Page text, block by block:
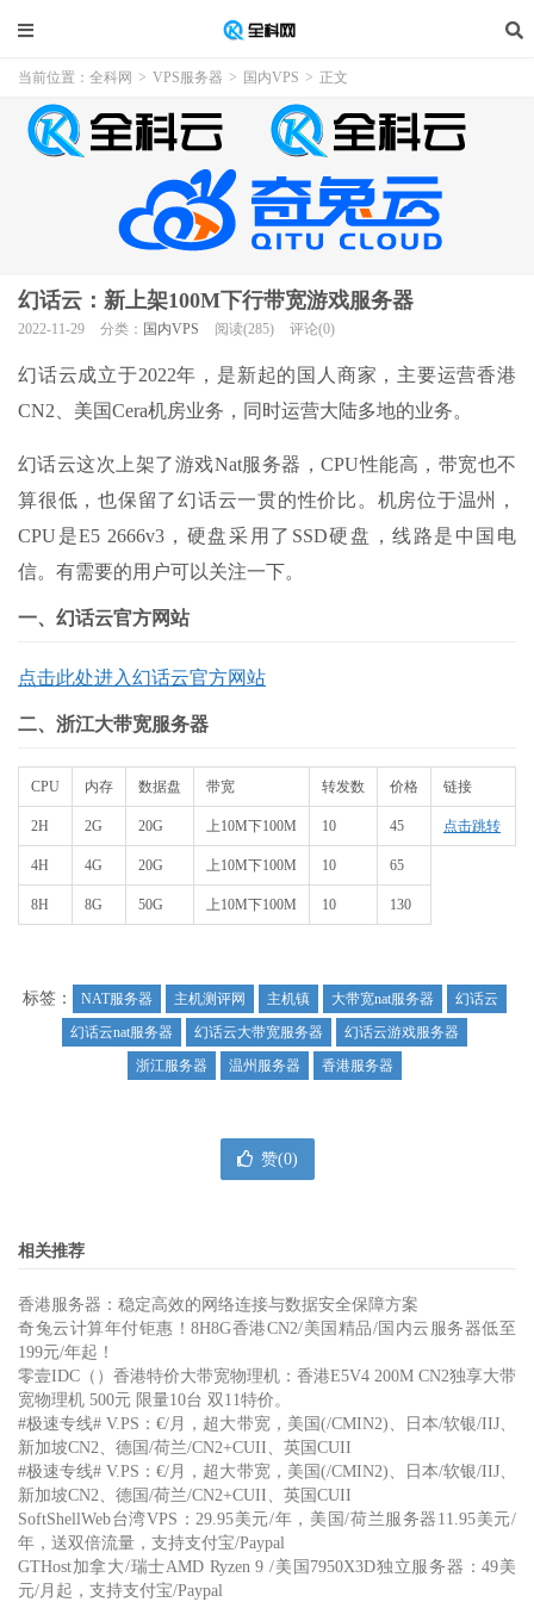
当前位置： 全科网 > VPS服务器 > 国内VPS > 正文
幻话云：新上架100M下行带宽游戏服务器
2022-11-29 分类： 国内VPS 阅读(285) 评论(0)
幻话云成立于2022年，是新起的国人商家，主要运营香港
CN2、美国Cera机房业务，同时运营大陆多地的业务。
幻话云这次上架了游戏Nat服务器，CPU性能高，带宽也不
算很低，也保留了幻话云一贯的性价比。机房位于温州，
CPU是E5 2666v3，硬盘采用了SSD硬盘，线路是中国电
信。有需要的用户可以关注一下。
一、幻话云官方网站
点击此处进入幻话云官方网站
二、浙江大带宽服务器
CPU 内存 数据盘 带宽 转发数 价格 链接
2H 2G 20G 上10M下100M 10 45 点击跳转
4H 4G 20G 上10M下100M 10 65
8H 8G 50G 上10M下100M 10 130
标签： NAT服务器 主机测评网 主机镇 大带宽nat服务器
幻话云
幻话云nat服务器
幻话云大带宽服务器
幻话云游戏服务器
浙江服务器
温州服务器 香港服务器
赞(0)
相关推荐
香港服务器：稳定高效的网络连接与数据安全保障方案
奇兔云计算年付钜惠！8H8G香港CN2/美国精品/国内云服务器低至
199元/年起！
零壹IDC（）香港特价大带宽物理机：香港E5V4 200M CN2独享大带
宽物理机 500元 限量10台 双11特价。
#极速专线# V.PS：€/月，超大带宽，美国(/CMIN2)、日本/软银/IIJ、
新加坡CN2、德国/荷兰/CN2+CUII、英国CUII
#极速专线# V.PS：€/月，超大带宽，美国(/CMIN2)、日本/软银/IIJ、
新加坡CN2、德国/荷兰/CN2+CUII、英国CUII
SoftShellWeb台湾VPS：29.95美元/年，美国/荷兰服务器11.95美元/
年，送双倍流量，支持支付宝/Paypal
GTHost加拿大/瑞士AMD Ryzen 9 /美国7950X3D独立服务器：49美
元/月起，支持支付宝/Paypal